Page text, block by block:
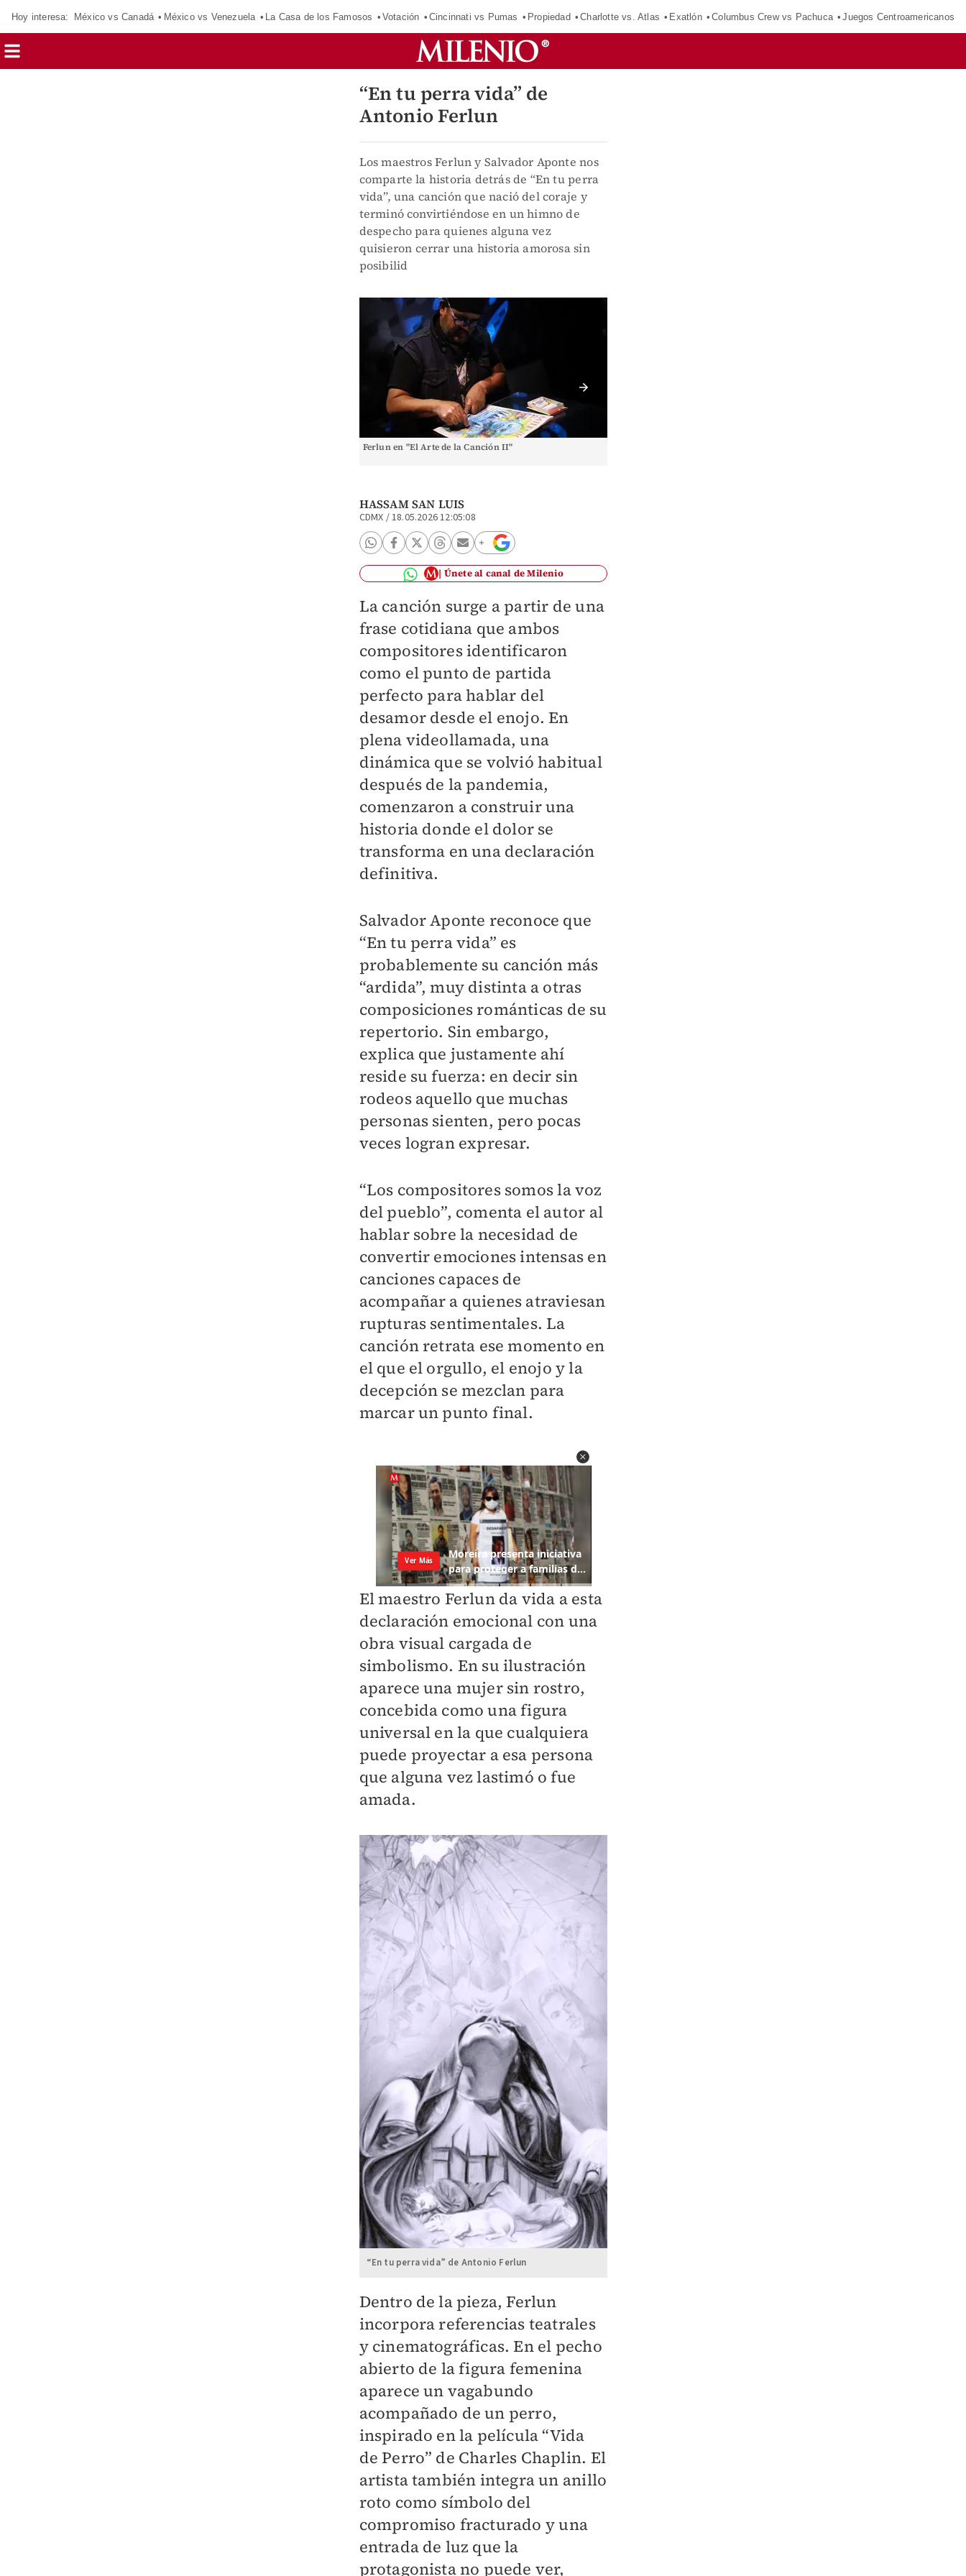
Hoy interesa: México vs Canadá México vs Venezuela La Casa de los Famosos Votación Cincinnati vs Pumas Propiedad Charlotte vs. Atlas Exatlón Columbus Crew vs Pachuca Juegos Centroamericanos
“En tu perra vida” de
Antonio Ferlun
Los maestros Ferlun y Salvador Aponte nos
comparte la historia detrás de “En tu perra
vida”, una canción que nació del coraje y
terminó convirtiéndose en un himno de
despecho para quienes alguna vez
quisieron cerrar una historia amorosa sin
posibilid
Ferlun en "El Arte de la Canción II"
HASSAM SAN LUIS
CDMX /18.05.2026 12:05:08
Únete al canal de Milenio
La canción surge a partir de una
frase cotidiana que ambos
compositores identificaron
como el punto de partida
perfecto para hablar del
desamor desde el enojo. En
plena videollamada, una
dinámica que se volvió habitual
después de la pandemia,
comenzaron a construir una
historia donde el dolor se
transforma en una declaración
definitiva.
Salvador Aponte reconoce que
“En tu perra vida” es
probablemente su canción más
“ardida”, muy distinta a otras
composiciones románticas de su
repertorio. Sin embargo,
explica que justamente ahí
reside su fuerza: en decir sin
rodeos aquello que muchas
personas sienten, pero pocas
veces logran expresar.
“Los compositores somos la voz
del pueblo”, comenta el autor al
hablar sobre la necesidad de
convertir emociones intensas en
canciones capaces de
acompañar a quienes atraviesan
rupturas sentimentales. La
canción retrata ese momento en
el que el orgullo, el enojo y la
decepción se mezclan para
marcar un punto final.
El maestro Ferlun da vida a esta
declaración emocional con una
obra visual cargada de
simbolismo. En su ilustración
aparece una mujer sin rostro,
concebida como una figura
universal en la que cualquiera
puede proyectar a esa persona
que alguna vez lastimó o fue
amada.
“En tu perra vida” de Antonio Ferlun
Dentro de la pieza, Ferlun
incorpora referencias teatrales
y cinematográficas. En el pecho
abierto de la figura femenina
aparece un vagabundo
acompañado de un perro,
inspirado en la película “Vida
de Perro” de Charles Chaplin. El
artista también integra un anillo
roto como símbolo del
compromiso fracturado y una
entrada de luz que la
protagonista no puede ver,